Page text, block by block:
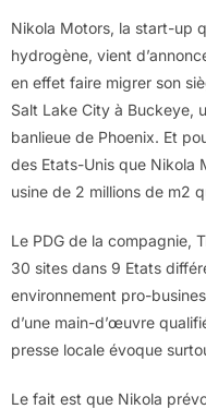
Nikola Motors, la start-up
hydrogène, vient
en effet faire migrer son
Salt Lake City à Buckeye,
banlieue de Phoenix. Et
des Etats-Unis que Nikola
usine de 2 millions de m2
Le PDG de la compagnie,
30 sites dans 9 Etats
environnement pro-
d’une main-d’œuvre
presse locale évoque
Le fait est que Nikola